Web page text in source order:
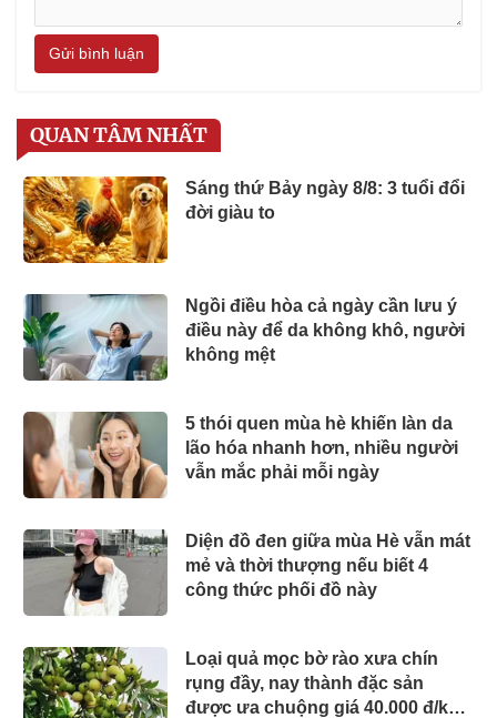
Gửi bình luận
QUAN TÂM NHẤT
Sáng thứ Bảy ngày 8/8: 3 tuổi đổi
đời giàu to
Ngồi điều hòa cả ngày cần lưu ý
điều này để da không khô, người
không mệt
5 thói quen mùa hè khiến làn da
lão hóa nhanh hơn, nhiều người
vẫn mắc phải mỗi ngày
Diện đồ đen giữa mùa Hè vẫn mát
mẻ và thời thượng nếu biết 4
công thức phối đồ này
Loại quả mọc bờ rào xưa chín
rụng đầy, nay thành đặc sản
được ưa chuộng giá 40.000 đ/kg,